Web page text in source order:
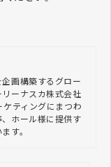
画構築するグロー
ーナスカ株式会社
ティングにまつわ
ホール様に提供す
す。